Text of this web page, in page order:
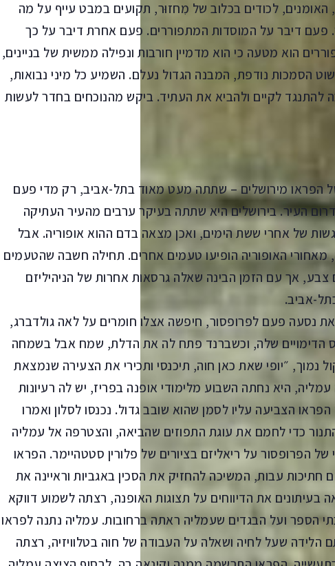
לכודים בכלוב של מִחזוּר, תקועים במבט עייף על מה
פעם דיבר על המוסדות המתפוררים. פעם אחרת דיבר על כך
הוא מטעה כי הוא מדמיין חורבות ונפילה ממשית של בניינים,
הסמכות נודפת, המבנה הגדול נעלם. השמיע כל מיני נבואות,
להתנגד לקיים ולהביא את העתיד. ביקש מהנוכחים בחדר לעשות
של הפראו מירושלים – שתתה מעט מאוד בתל-אביב, רק מדי פעם
העיר. בירושלים היא שתתה בעיקר ערבים מהעיר העתיקה
של אחרי ששת הימים, ואכן מצאה בדם ההוא אופוריה. אבל
תנועה, מאחורי האופוריה הופיעו טעמים אחרים. תחילה חשבה שהטעמים
צבע, אך עם הזמן הבינה שאלה גרסאות אחרות של הניהיליזם
אביב.
פעם לפרופסור, חיפשה אצלו חומרים על לאה גולדברג,
הדימויים שלה, וכשברנד פתח לה את הדלת, שמח אבל בשמחה
״יופי שאת כאן חוה, תיכנסי ותכירי את הצעירה שנמצאת
היא נחתה השבוע מלימודי אופנה בפריז, יש לה רעיונות
הצביעה עליו לסמן שהוא שובב גדול. נכנסו לסלון ואמרו
כדי לחמם את עוגת התפוזים שהביאה, והצטרפה אל עמליה
של הפרופסור על ריאליזם בציורים של פלורין סטטהיימר. הפראו
עבות, המשיכה להחזיק את הסכין באגביות וראיינה את
בעיתונים את הדיווחים על תצוגות האופנה, רצתה לשמוע דווקא
הספר ועל הבגדים שעמליה ראתה ברחובות. עמליה נתנה לפראו
הלידה שעל לחיה ושאלה על העבודה של חוה בטלוויזיה, רצתה